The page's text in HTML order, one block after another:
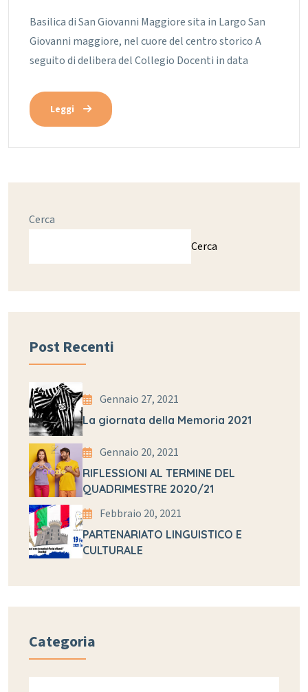
Basilica di San Giovanni Maggiore sita in Largo San
Giovanni maggiore, nel cuore del centro storico A
seguito di delibera del Collegio Docenti in data
Leggi
Cerca
Cerca
Post Recenti
Gennaio 27, 2021
La giornata della Memoria 2021
Gennaio 20, 2021
RIFLESSIONI AL TERMINE DEL
QUADRIMESTRE 2020/21
Febbraio 20, 2021
PARTENARIATO LINGUISTICO E
CULTURALE
Categoria